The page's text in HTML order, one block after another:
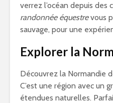
verrez l’océan depuis des
randonnée équestrevous
sauvage, pour une
Explorer la
Découvrez la Normandie
C’est une région avec un
étendues naturelles.